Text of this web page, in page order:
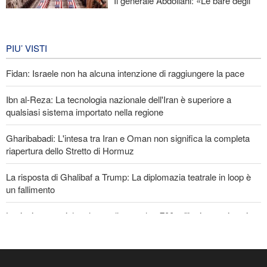
PIU’ VISTI
Fidan: Israele non ha alcuna intenzione di raggiungere la pace
Ibn al-Reza: La tecnologia nazionale dell'Iran è superiore a
qualsiasi sistema importato nella regione
Gharibabadi: L'intesa tra Iran e Oman non significa la completa
riapertura dello Stretto di Hormuz
La risposta di Ghalibaf a Trump: La diplomazia teatrale in loop è
un fallimento
Lesioni traumatiche al cervello per oltre 700 militari statunitensi